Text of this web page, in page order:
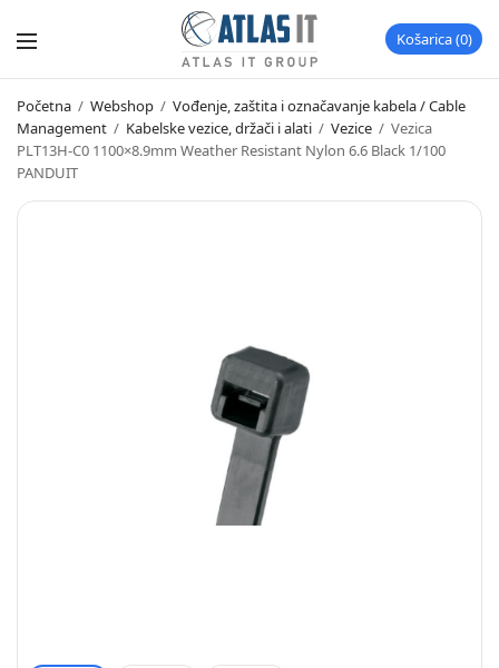
Košarica 0
Početna / Webshop / Vođenje, zaštita i označavanje kabela / Cable
Management / Kabelske vezice, držači i alati / Vezice / Vezica
PLT13H-C0 1100×8.9mm Weather Resistant Nylon 6.6 Black 1/100
PANDUIT